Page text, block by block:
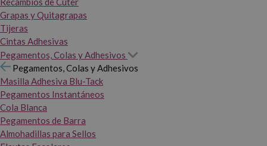
Grapas y Quitagrapas
Tijeras
Cintas Adhesivas
Pegamentos, Colas y Adhesivos
Pegamentos, Colas y Adhesivos
Masilla Adhesiva Blu-Tack
Pegamentos Instantáneos
Cola Blanca
Pegamentos de Barra
Almohadillas para Sellos